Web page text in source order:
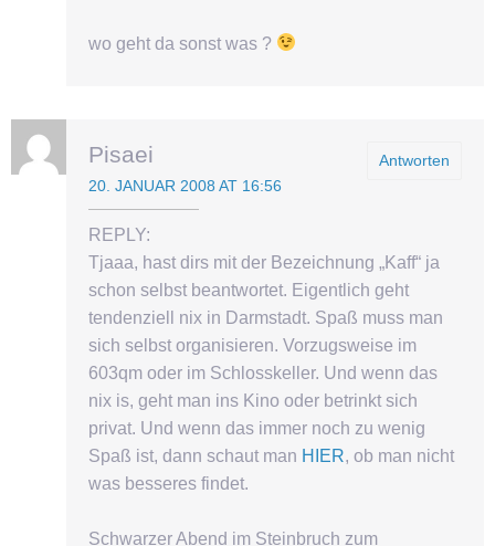
wo geht da sonst was ?
Antworten
Pisaei
20. JANUAR 2008 AT 16:56
REPLY:
Tjaaa, hast dirs mit der Bezeichnung „Kaff“ ja
schon selbst beantwortet. Eigentlich geht
tendenziell nix in Darmstadt. Spaß muss man
sich selbst organisieren. Vorzugsweise im
603qm oder im Schlosskeller. Und wenn das
nix is, geht man ins Kino oder betrinkt sich
privat. Und wenn das immer noch zu wenig
Spaß ist, dann schaut man HIER, ob man nicht
was besseres findet.
Schwarzer Abend im Steinbruch zum